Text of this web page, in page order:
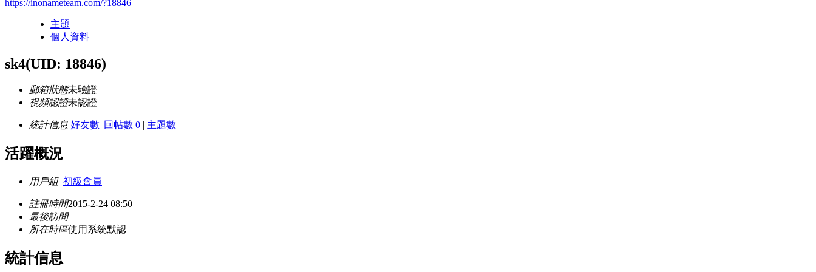
https://inonameteam.com/?18846
主題
個人資料
sk4(UID: 18846)
郵箱狀態未驗證
視頻認證未認證
統計信息 好友數 |回帖數 0 | 主題數
活躍概況
用戶組 初級會員
註冊時間2015-2-24 08:50
最後訪問
所在時區使用系統默認
統計信息